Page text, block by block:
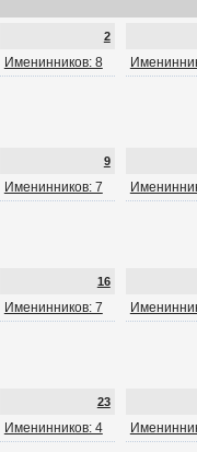
2
Именинников: 8
9
Именинников: 7
16
Именинников: 7
23
Именинников: 4